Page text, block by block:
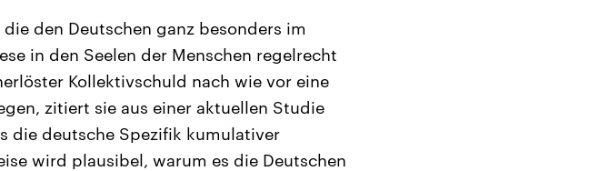
den Deutschen ganz besonders im
in den Seelen der Menschen regelrecht
Kollektivschuld nach wie vor eine
zitiert sie aus einer aktuellen Studie
die deutsche Spezifik kumulativer
wird plausibel, warum es die Deutschen